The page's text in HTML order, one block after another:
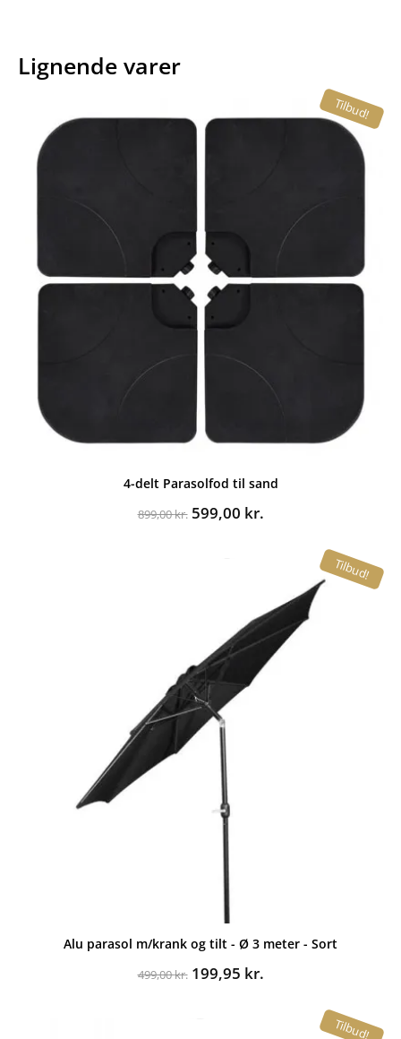
Lignende varer
Tilbud!
4-delt Parasolfod til sand
899,00kr. Den
599,00 kr.Den
599,00 kr..
Tilbud!
Alu parasol m/krank og tilt - Ø 3 meter - Sort
499,00kr. Den
199,95 kr.Den
Tilbud!